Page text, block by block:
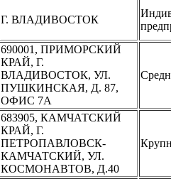
Г. ВЛАДИВОСТОК
690001, ПРИМОРСКИЙ
КРАЙ, Г.
ВЛАДИВОСТОК, УЛ.
ПУШКИНСКАЯ, Д. 87,
ОФИС 7А
683905, КАМЧАТСКИЙ
КРАЙ, Г.
ПЕТРОПАВЛОВСК-
КАМЧАТСКИЙ, УЛ.
КОСМОНАВТОВ, Д.40